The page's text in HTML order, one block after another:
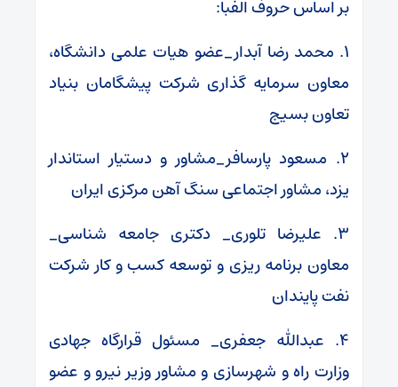
بر اساس حروف الفبا:
۱. محمد رضا آبدار_عضو هیات علمی دانشگاه،
معاون سرمایه گذاری شرکت پیشگامان بنیاد
تعاون بسیج
۲. مسعود پارسافر_مشاور و دستیار استاندار
یزد، مشاور اجتماعی سنگ آهن مرکزی ایران
۳. علیرضا تلوری_ دکتری جامعه شناسی_
معاون برنامه ریزی و توسعه کسب و کار شرکت
نفت پایندان
۴. عبدالله جعفری_ مسئول قرارگاه جهادی
وزارت راه و شهرسازی و مشاور وزیر نیرو و عضو